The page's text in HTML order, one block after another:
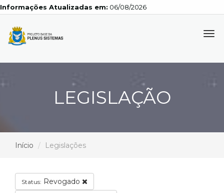
Atualizadas em: 06/08/2026
LEGISLAÇÃO
Início Legislações
Status: Revogado